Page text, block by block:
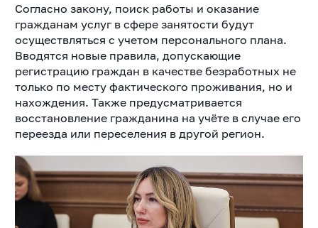
Согласно закону, поиск работы и оказание
гражданам услуг в сфере занятости будут
осуществляться с учетом персонального плана.
Вводятся новые правила, допускающие
регистрацию граждан в качестве безработных не
только по месту фактического проживания, но и
нахождения. Также предусматривается
восстановление гражданина на учёте в случае его
переезда или переселения в другой регион.